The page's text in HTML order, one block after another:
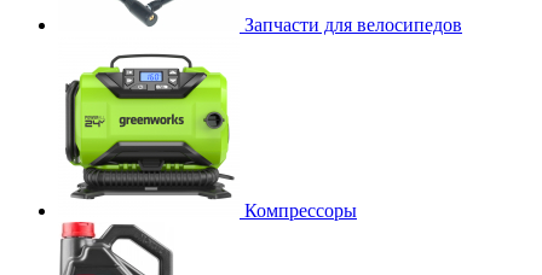
Запчасти для велосипедов
Компрессоры